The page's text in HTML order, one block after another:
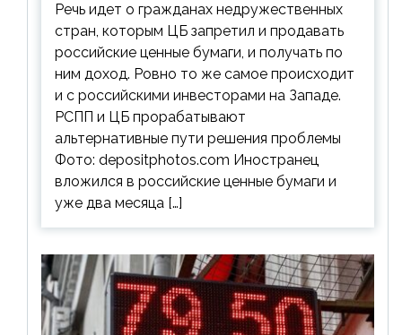
Речь идет о гражданах недружественных
стран, которым ЦБ запретил и продавать
российские ценные бумаги, и получать по
ним доход. Ровно то же самое происходит
и с российскими инвесторами на Западе.
РСПП и ЦБ прорабатывают
альтернативные пути решения проблемы
Фото: depositphotos.com Иностранец
вложился в российские ценные бумаги и
уже два месяца […]